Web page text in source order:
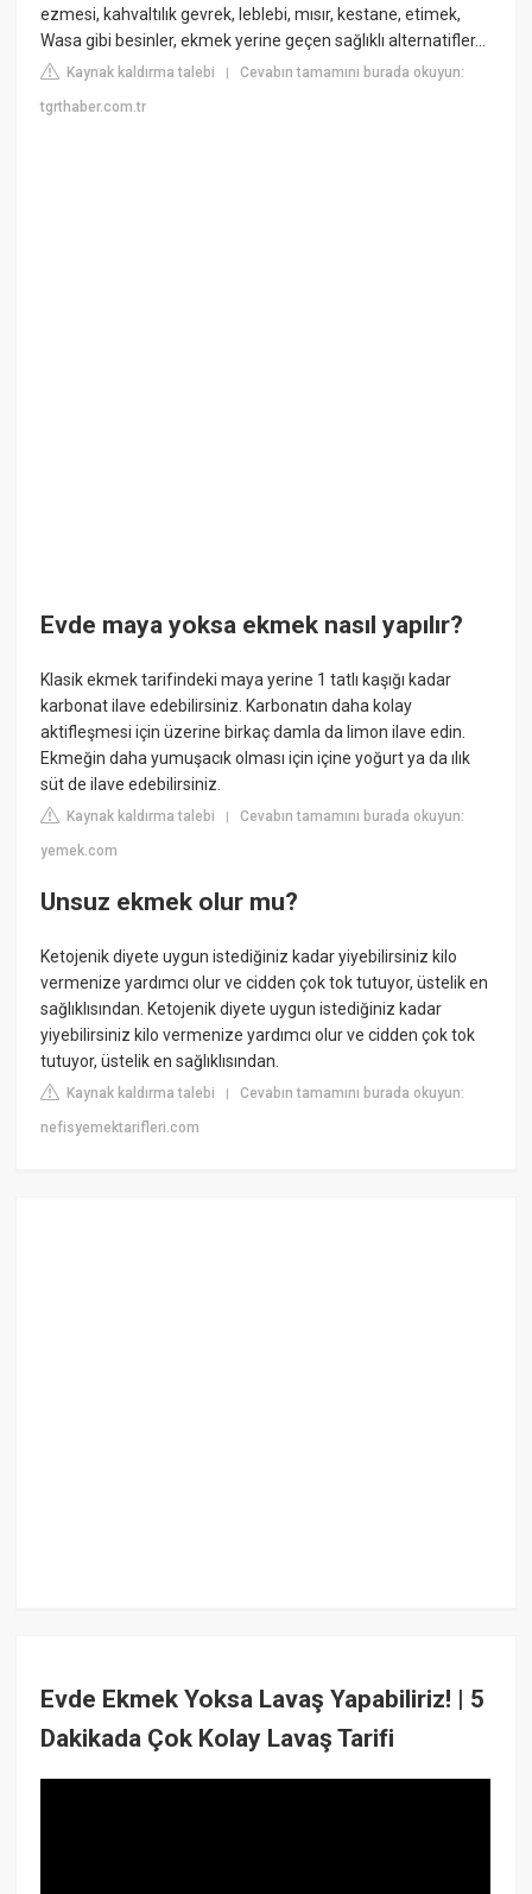
ezmesi, kahvaltılık gevrek, leblebi, mısır, kestane, etimek,
Wasa gibi besinler, ekmek yerine geçen sağlıklı alternatifler…
Kaynak kaldırma talebi |Cevabın tamamını burada okuyun:
tgrthaber.com.tr
Evde maya yoksa ekmek nasıl yapılır?
Klasik ekmek tarifindeki maya yerine 1 tatlı kaşığı kadar
karbonat ilave edebilirsiniz. Karbonatın daha kolay
aktifleşmesi için üzerine birkaç damla da limon ilave edin.
Ekmeğin daha yumuşacık olması için içine yoğurt ya da ılık
süt de ilave edebilirsiniz.
Kaynak kaldırma talebi |Cevabın tamamını burada okuyun:
yemek.com
Unsuz ekmek olur mu?
Ketojenik diyete uygun istediğiniz kadar yiyebilirsiniz kilo
vermenize yardımcı olur ve cidden çok tok tutuyor, üstelik en
sağlıklısından. Ketojenik diyete uygun istediğiniz kadar
yiyebilirsiniz kilo vermenize yardımcı olur ve cidden çok tok
tutuyor, üstelik en sağlıklısından.
Kaynak kaldırma talebi |Cevabın tamamını burada okuyun:
nefisyemektarifleri.com
Evde Ekmek Yoksa Lavaş Yapabiliriz! | 5
Dakikada Çok Kolay Lavaş Tarifi